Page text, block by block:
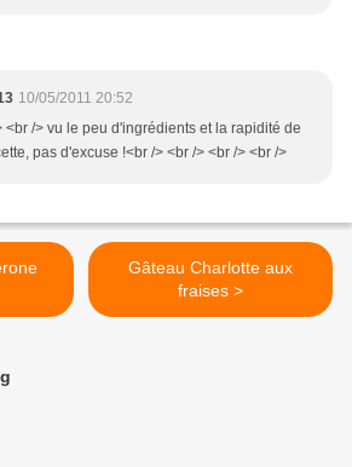
10/05/2011 20:52
<br /> vu le peu d'ingrédients et la rapidité de
pas d'excuse !<br /> <br /> <br /> <br />
Gâteau Charlotte aux
fraises >